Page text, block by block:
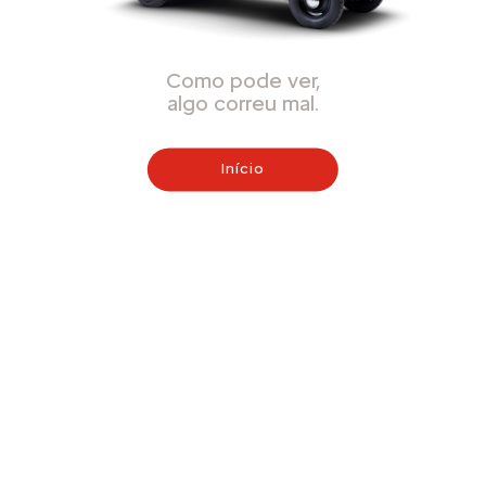
Como pode ver,
algo correu mal.
Início